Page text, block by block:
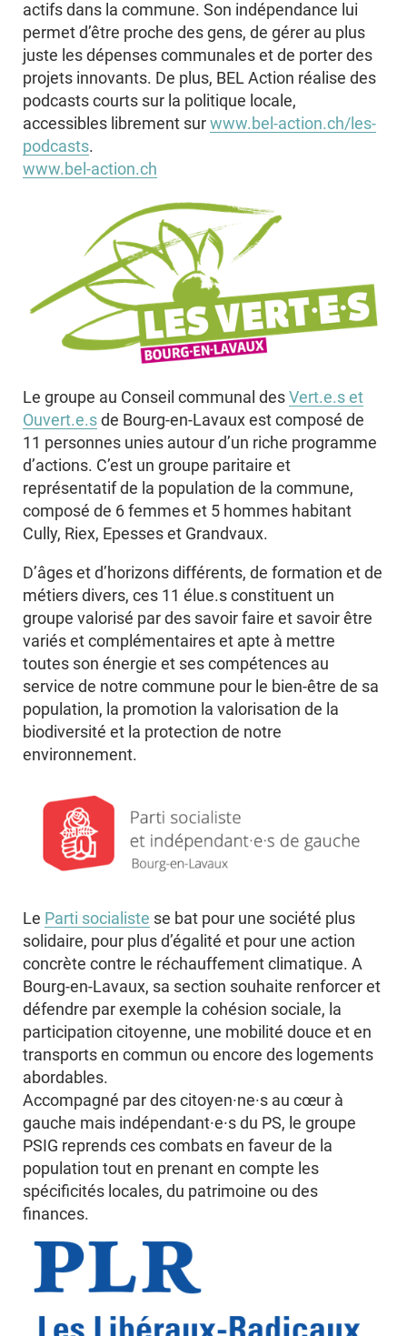
actifs dans la commune. Son indépendance lui
permet d’être proche des gens, de gérer au plus
juste les dépenses communales et de porter des
projets innovants. De plus, BEL Action réalise des
podcasts courts sur la politique locale,
accessibles librement surwww.bel-action.ch/les-
podcasts.
www.bel-action.ch
Le groupe au Conseil communal desVert.e.s et
Ouvert.e.sde Bourg-en-Lavaux est composé de
11 personnes unies autour d’un riche programme
d’actions. C’est un groupe paritaire et
représentatif de la population de la commune,
composé de 6 femmes et 5 hommes habitant
Cully, Riex, Epesses et Grandvaux.
D’âges et d’horizons différents, de formation et de
métiers divers, ces 11 élue.s constituent un
groupe valorisé par des savoir faire et savoir être
variés et complémentaires et apte à mettre
toutes son énergie et ses compétences au
service de notre commune pour le bien-être de sa
population, la promotion la valorisation de la
biodiversité et la protection de notre
environnement.
Le Parti socialiste se bat pour une société plus
solidaire, pour plus d’égalité et pour une action
concrète contre le réchauffement climatique. A
Bourg-en-Lavaux, sa section souhaite renforcer et
défendre par exemple la cohésion sociale, la
participation citoyenne, une mobilité douce et en
transports en commun ou encore des logements
abordables.
Accompagné par des citoyen·ne·s au cœur à
gauche mais indépendant·e·s du PS, le groupe
PSIG reprends ces combats en faveur de la
population tout en prenant en compte les
spécificités locales, du patrimoine ou des
finances.